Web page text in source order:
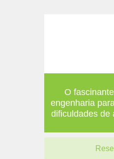
O
engenharia
dificuldades de